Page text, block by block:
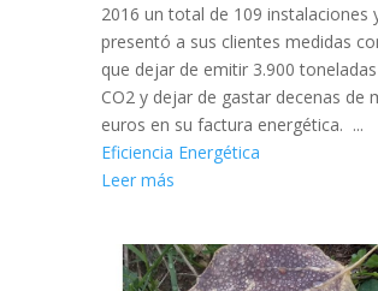
2016 un total de 109 instalaciones
presentó a sus clientes medidas
que dejar de emitir 3.900
CO2 y dejar de gastar decenas de
euros en su factura energética. ...
Eficiencia Energética
Leer más